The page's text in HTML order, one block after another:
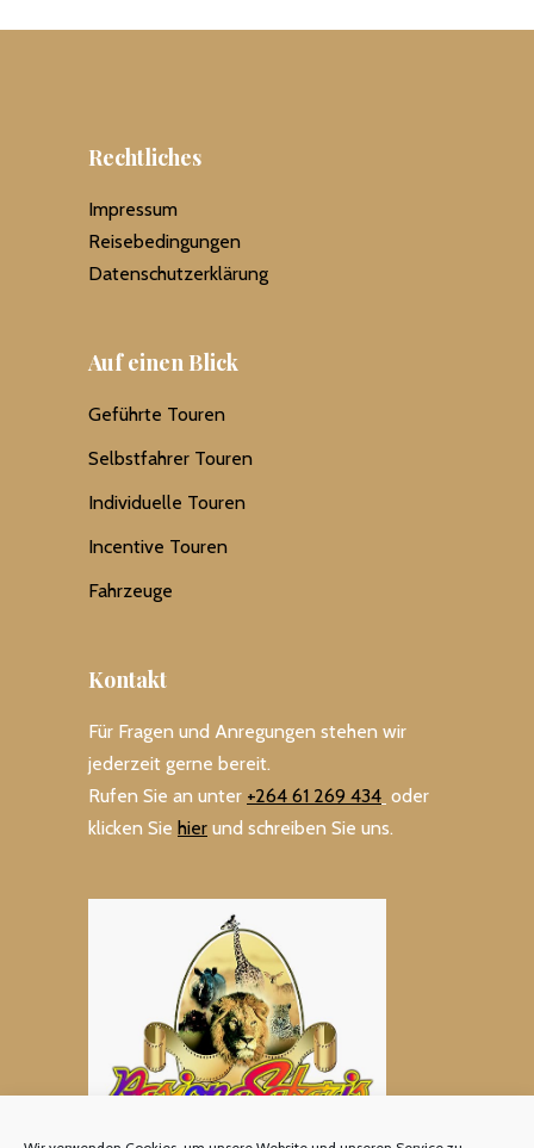
Rechtliches
Impressum
Reisebedingungen
Datenschutzerklärung
Auf einen Blick
Geführte Touren
Selbstfahrer Touren
Individuelle Touren
Incentive Touren
Fahrzeuge
Kontakt
Für Fragen und Anregungen stehen wir
jederzeit gerne bereit.
Rufen Sie an unter +264 61 269 434 oder
klicken Sie hier und schreiben Sie uns.